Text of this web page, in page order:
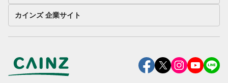
カインズ 企業サイト